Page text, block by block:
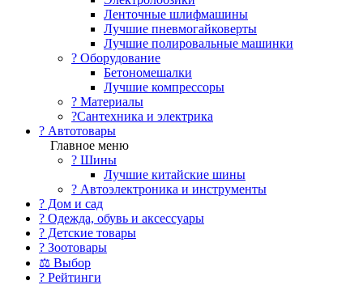
Ленточные шлифмашины
Лучшие пневмогайковерты
Лучшие полировальные машинки
?️ Оборудование
Бетономешалки
Лучшие компрессоры
? Материалы
?Сантехника и электрика
? Автотовары
Главное меню
? Шины
Лучшие китайские шины
? Автоэлектроника и инструменты
? Дом и сад
? Одежда, обувь и аксессуары
? Детские товары
? Зоотовары
⚖ Выбор
? Рейтинги